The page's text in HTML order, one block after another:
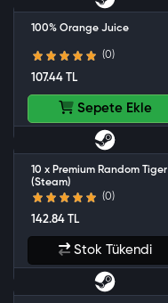
100% Orange Juice
(0)
107.44 TL
Sepete Ekle
10 x Premium Random Tiger
(Steam)
(0)
142.84 TL
Stok Tükendi